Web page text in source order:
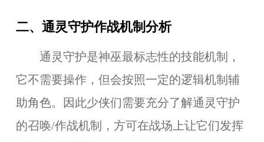
二、通灵守护作战机制分析
通灵守护是神巫最标志性的技能机制，
它不需要操作，但会按照一定的逻辑机制辅
助角色。因此少侠们需要充分了解通灵守护
的召唤/作战机制，方可在战场上让它们发挥